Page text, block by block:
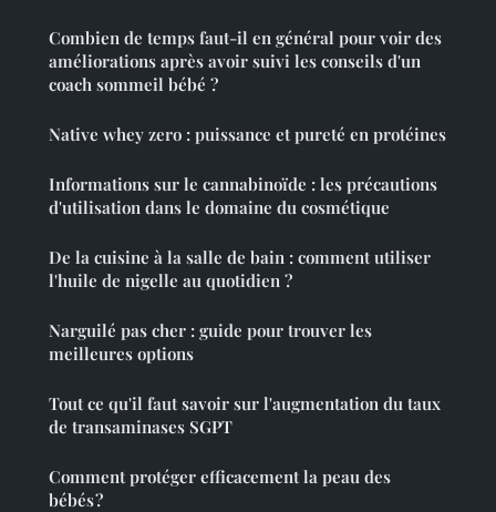
Combien de temps faut-il en général pour voir des
améliorations après avoir suivi les conseils d'un
coach sommeil bébé ?
Native whey zero : puissance et pureté en protéines
Informations sur le cannabinoïde : les précautions
d'utilisation dans le domaine du cosmétique
De la cuisine à la salle de bain : comment utiliser
l'huile de nigelle au quotidien ?
Narguilé pas cher : guide pour trouver les
meilleures options
Tout ce qu'il faut savoir sur l'augmentation du taux
de transaminases SGPT
Comment protéger efficacement la peau des
bébés ?